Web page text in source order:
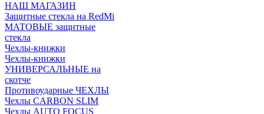
НАШ МАГАЗИН
Защитные стекла на RedMi
МАТОВЫЕ защитные
стекла
Чехлы-книжки
Чехлы-книжки
УНИВЕРСАЛЬНЫЕ на
скотче
Противоударные ЧЕХЛЫ
Чехлы CARBON SLIM
Чехлы AUTO FOCUS